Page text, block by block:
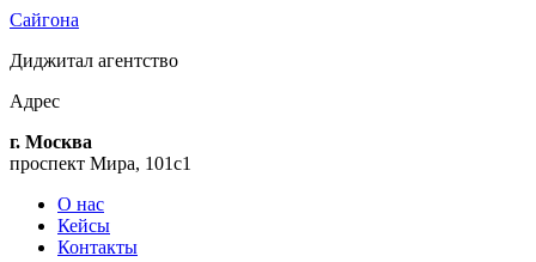
Сайгона
Диджитал агентство
Адрес
г. Москва
проспект Мира, 101с1
О нас
Кейсы
Контакты